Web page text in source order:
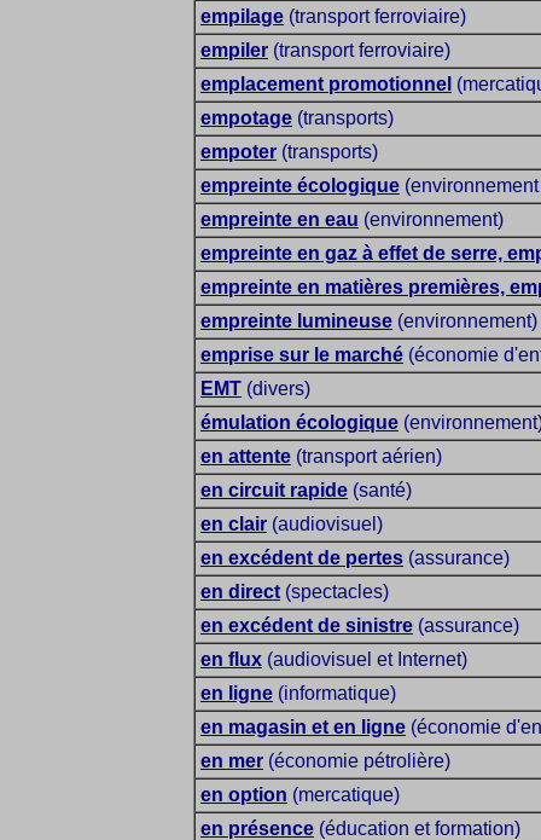
empilage (transport ferroviaire)
empiler (transport ferroviaire)
emplacement promotionnel
empotage (transports)
empoter (transports)
empreinte écologique
empreinte en eau (environnement)
empreinte en gaz à effet de serre,
empreinte en matières premières,
empreinte lumineuse (environnement)
emprise sur le marché (économie
EMT (divers)
émulation écologique
en attente (transport aérien)
en circuit rapide (santé)
en clair (audiovisuel)
en excédent de pertes (assurance)
en direct (spectacles)
en excédent de sinistre (assurance)
en flux (audiovisuel et Internet)
en ligne (informatique)
en magasin et en ligne (économie
en mer (économie pétrolière)
en option (mercatique)
en présence (éducation et formation)